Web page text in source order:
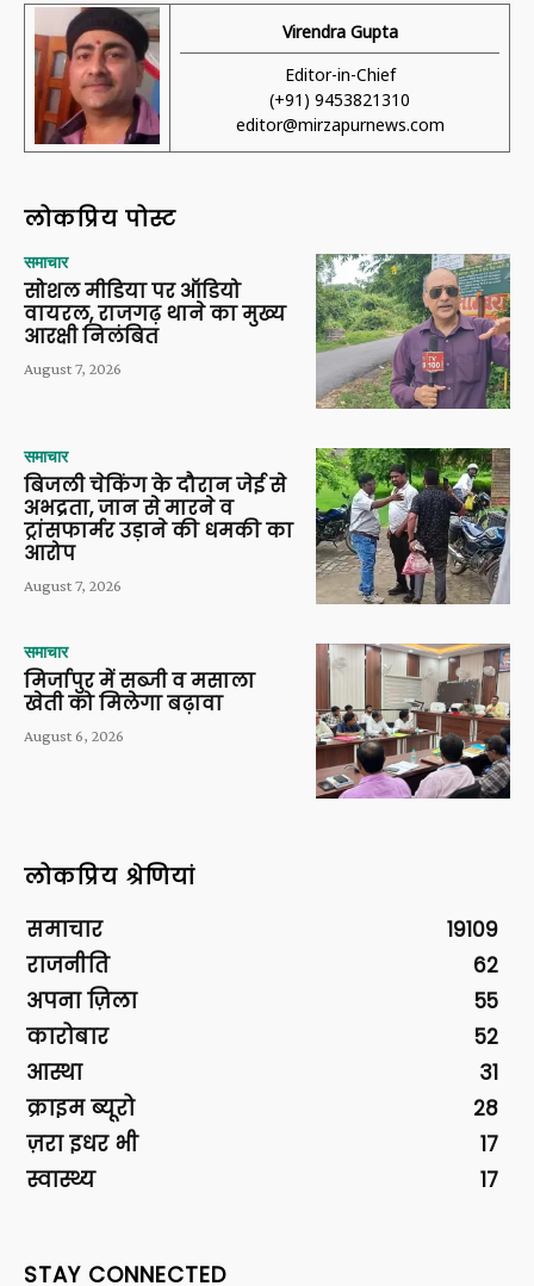
Virendra Gupta
Editor-in-Chief
(+91) 9453821310
editor@mirzapurnews.com
लोकप्रिय पोस्ट
समाचार
सोशल मीडिया पर ऑडियो
वायरल, राजगढ़ थाने का मुख्य
आरक्षी निलंबित
August 7, 2026
समाचार
बिजली चेकिंग के दौरान जेई से
अभद्रता, जान से मारने व
ट्रांसफार्मर उड़ाने की धमकी का
आरोप
August 7, 2026
समाचार
मिर्जापुर में सब्जी व मसाला
खेती को मिलेगा बढ़ावा
August 6, 2026
लोकप्रिय श्रेणियां
समाचार
19109
राजनीति
62
अपना ज़िला
55
कारोबार
52
आस्था
31
क्राइम ब्यूरो
28
ज़रा इधर भी
17
स्वास्थ्य
17
STAY CONNECTED